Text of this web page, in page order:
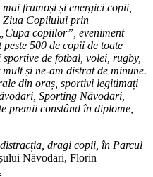
frumoși și energici copii,
Ziua Copilului prin
copiilor”, eveniment
500 de copii de toate
de fotbal, volei, rugby,
și ne-am distrat de minune.
din oraș, sportivi legitimați
Sporting Năvodari,
premii constând în diplome,
dragi copii, în Parcul
Năvodari, Florin
.